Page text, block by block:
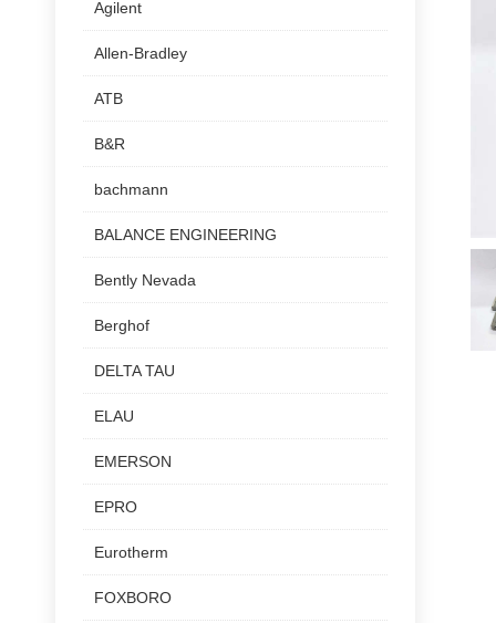
Agilent
Allen-Bradley
ATB
B&R
bachmann
BALANCE ENGINEERING
Bently Nevada
Berghof
DELTA TAU
ELAU
EMERSON
EPRO
Eurotherm
FOXBORO